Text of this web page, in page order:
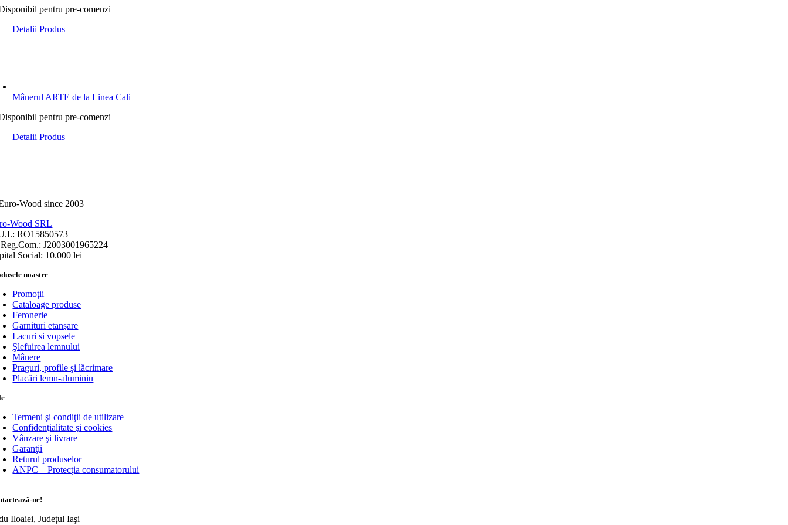
pentru pre-comenzi
Detalii Produs
Mânerul ARTE de la Linea Cali
pentru pre-comenzi
Detalii Produs
Wood SRL
RO15850573
J2003001965224
Social: 10.000 lei
noastre
Promoţii
Cataloage produse
Feronerie
Garnituri etanşare
Lacuri si vopsele
Şlefuirea lemnului
Mânere
Praguri, profile şi lăcrimare
Placări lemn-aluminiu
Termeni şi condiţii de utilizare
Confidenţialitate şi cookies
Vânzare şi livrare
Garanţii
Returul produselor
ANPC – Protecţia consumatorului
ne!
Iloaiei, Judeţul Iaşi